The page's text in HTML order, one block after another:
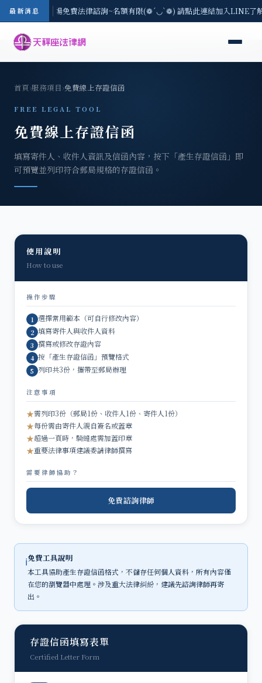
最新消息
區-8/3(一) 現場免費法律諮詢~名額有限(❁´◡`❁) 請點此連結加入LINE
首頁›服務項目›免費線上存證信函
FREE LEGAL TOOL
免費線上存證信函
填寫寄件人、收件人資訊及信函內容，按下「產生存證信函」即
可預覽並列印符合郵局規格的存證信函。
使用說明
How to use
操作步驟
1 選擇常用範本（可自行修改內容）
2 填寫寄件人與收件人資料
3 撰寫或修改存證內容
4 按「產生存證信函」預覽格式
5 列印共3份，攜帶至郵局辦理
注意事項
★需列印3份（郵局1份、收件人1份、寄件人1份）
★每份需由寄件人親自簽名或蓋章
★超過一頁時，騎縫處需加蓋印章
★重要法律事項建議委請律師撰寫
需要律師協助？
免費諮詢律師
ℹ免費工具說明
本工具協助產生存證信函格式，不儲存任何個人資料，所有內容僅
在您的瀏覽器中處理。涉及重大法律糾紛，建議先諮詢律師再寄
出。
存證信函填寫表單
Certified Letter Form